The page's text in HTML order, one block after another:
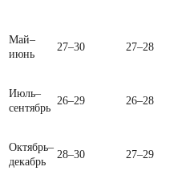
Май–
июнь
27–30 27–28
Июль–
сентябрь
26–29 26–28
Октябрь–
декабрь
28–30 27–29